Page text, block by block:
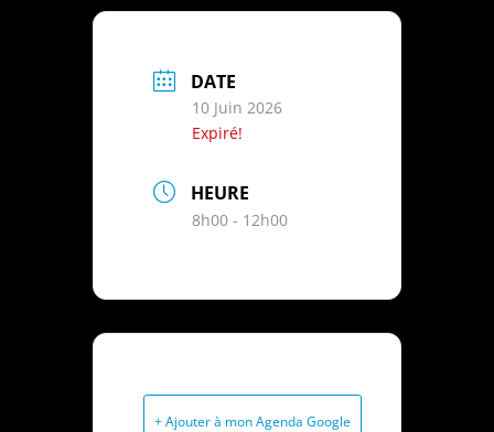
DATE
10 Juin 2026
Expiré!
HEURE
8h00 - 12h00
+ Ajouter à mon Agenda Google